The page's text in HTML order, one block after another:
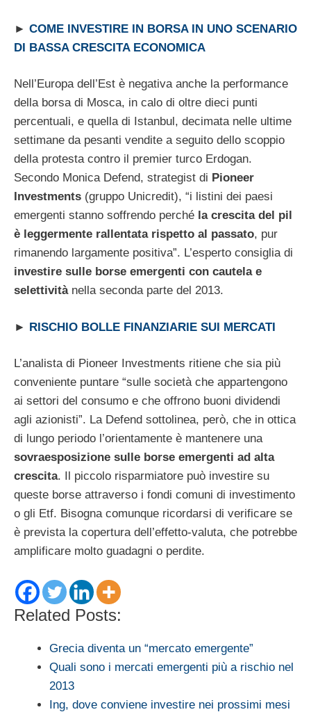
► COME INVESTIRE IN BORSA IN UNO SCENARIO
DI BASSA CRESCITA ECONOMICA
Nell’Europa dell’Est è negativa anche la performance
della borsa di Mosca, in calo di oltre dieci punti
percentuali, e quella di Istanbul, decimata nelle ultime
settimane da pesanti vendite a seguito dello scoppio
della protesta contro il premier turco Erdogan.
Secondo Monica Defend, strategist di Pioneer
Investments (gruppo Unicredit), “i listini dei paesi
emergenti stanno soffrendo perché la crescita del pil
è leggermente rallentata rispetto al passato, pur
rimanendo largamente positiva”. L’esperto consiglia di
investire sulle borse emergenti con cautela e
selettività nella seconda parte del 2013.
► RISCHIO BOLLE FINANZIARIE SUI MERCATI
L’analista di Pioneer Investments ritiene che sia più
conveniente puntare “sulle società che appartengono
ai settori del consumo e che offrono buoni dividendi
agli azionisti”. La Defend sottolinea, però, che in ottica
di lungo periodo l’orientamente è mantenere una
sovraesposizione sulle borse emergenti ad alta
crescita. Il piccolo risparmiatore può investire su
queste borse attraverso i fondi comuni di investimento
o gli Etf. Bisogna comunque ricordarsi di verificare se
è prevista la copertura dell’effetto-valuta, che potrebbe
amplificare molto guadagni o perdite.
Related Posts:
Grecia diventa un “mercato emergente”
Quali sono i mercati emergenti più a rischio nel
2013
Ing, dove conviene investire nei prossimi mesi